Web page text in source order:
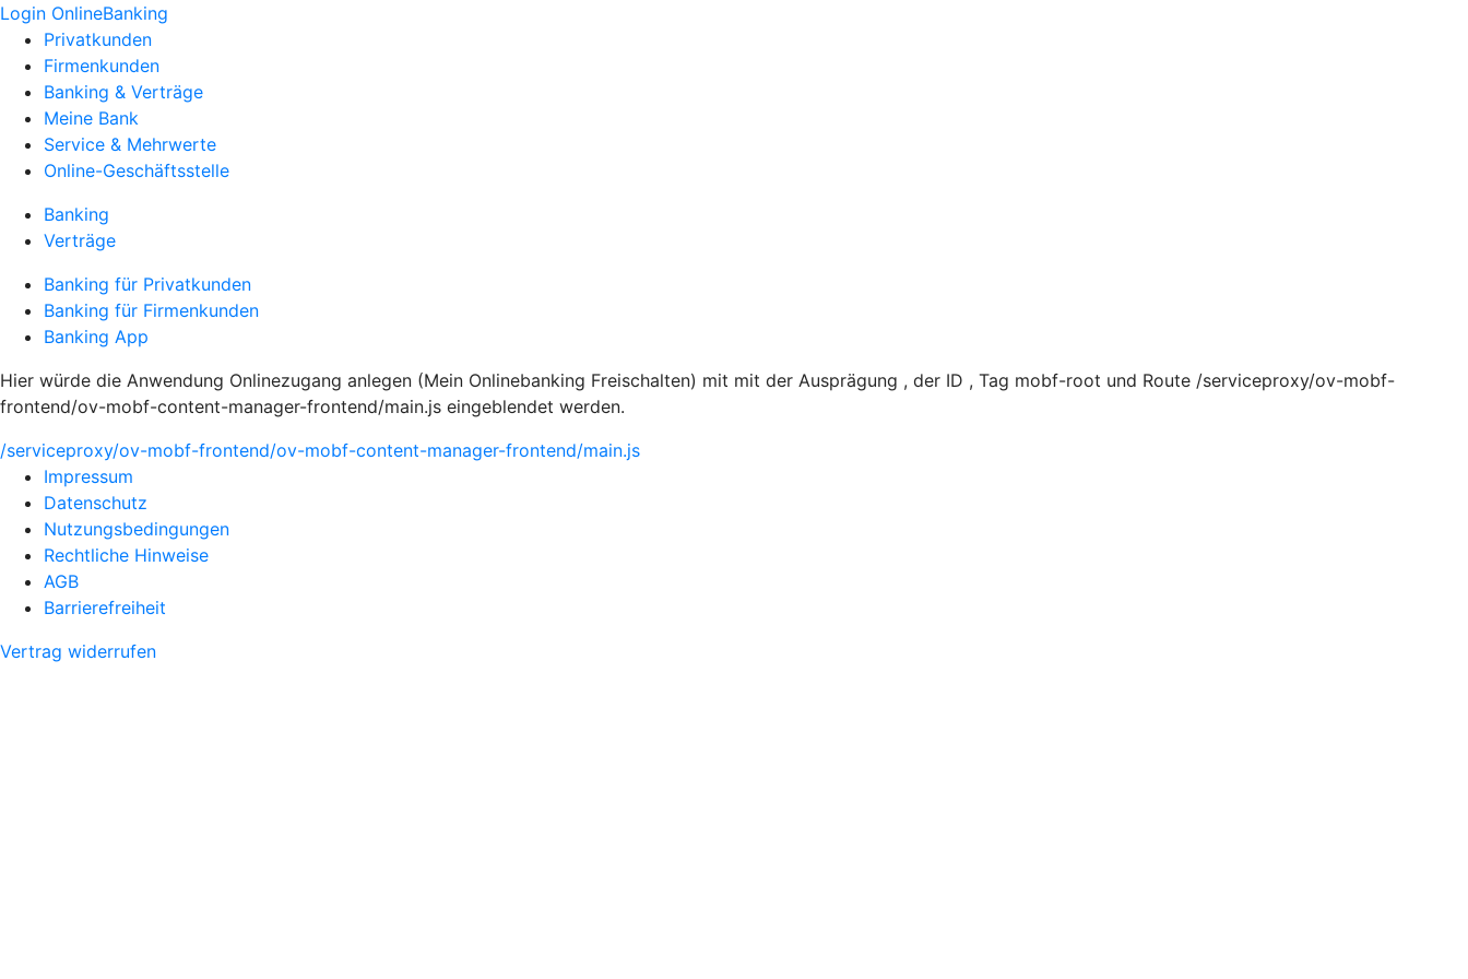
Login OnlineBanking
Privatkunden
Firmenkunden
Banking & Verträge
Meine Bank
Service & Mehrwerte
Online-Geschäftsstelle
Banking
Verträge
Banking für Privatkunden
Banking für Firmenkunden
Banking App
Hier würde die Anwendung Onlinezugang anlegen (Mein Onlinebanking Freischalten) mit mit der Ausprägung , der ID , Tag mobf-root und Route /serviceproxy/ov-mobf-
frontend/ov-mobf-content-manager-frontend/main.js eingeblendet werden.
/serviceproxy/ov-mobf-frontend/ov-mobf-content-manager-frontend/main.js
Impressum
Datenschutz
Nutzungsbedingungen
Rechtliche Hinweise
AGB
Barrierefreiheit
Vertrag widerrufen